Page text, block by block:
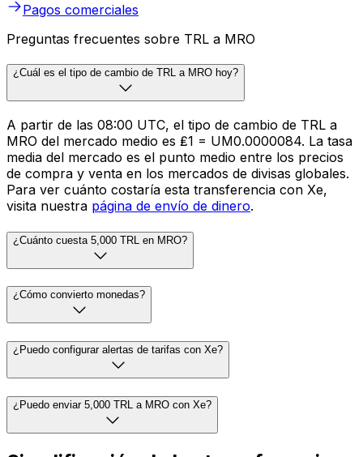
Pagos comerciales
Preguntas frecuentes sobre TRL a MRO
¿Cuál es el tipo de cambio de TRL a MRO hoy?
A partir de las 08:00 UTC, el tipo de cambio de TRL a
MRO del mercado medio es ₤1 = UM0.0000084. La tasa
media del mercado es el punto medio entre los precios
de compra y venta en los mercados de divisas globales.
Para ver cuánto costaría esta transferencia con Xe,
visita nuestra página de envío de dinero.
¿Cuánto cuesta 5,000 TRL en MRO?
¿Cómo convierto monedas?
¿Puedo configurar alertas de tarifas con Xe?
¿Puedo enviar 5,000 TRL a MRO con Xe?